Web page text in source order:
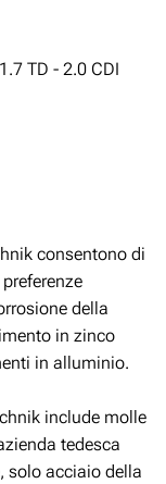
TD - 2.0 CDI
consentono di
della
in zinco
in alluminio.
include molle
tedesca
solo acciaio della